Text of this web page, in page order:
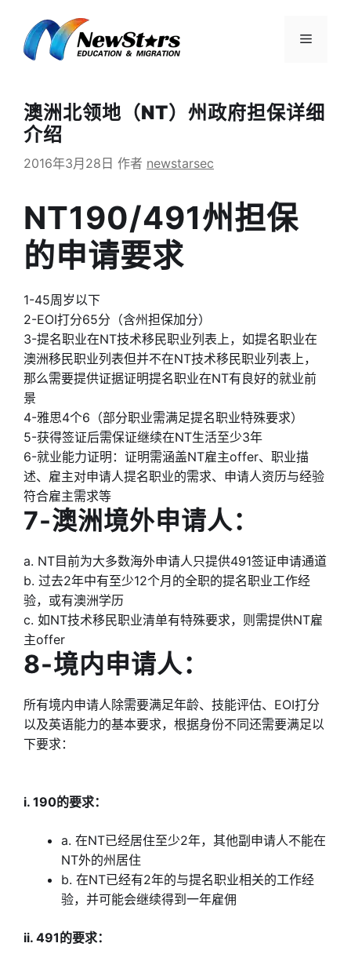
菜
澳洲北领地（NT）州政府担保详细
介绍
2016年3月28日 作者 newstarsec
NT190/491州担保
的申请要求
1-45周岁以下
2-EOI打分65分（含州担保加分）
3-提名职业在NT技术移民职业列表上，如提名职业在
澳洲移民职业列表但并不在NT技术移民职业列表上，
那么需要提供证据证明提名职业在NT有良好的就业前
景
4-雅思4个6（部分职业需满足提名职业特殊要求）
5-获得签证后需保证继续在NT生活至少3年
6-就业能力证明：证明需涵盖NT雇主offer、职业描
述、雇主对申请人提名职业的需求、申请人资历与经验
符合雇主需求等
7-澳洲境外申请人：
a. NT目前为大多数海外申请人只提供491签证申请通道
b. 过去2年中有至少12个月的全职的提名职业工作经
验，或有澳洲学历
c. 如NT技术移民职业清单有特殊要求，则需提供NT雇
主offer
8-境内申请人：
所有境内申请人除需要满足年龄、技能评估、EOI打分
以及英语能力的基本要求，根据身份不同还需要满足以
下要求：
i. 190的要求：
a. 在NT已经居住至少2年，其他副申请人不能在
NT外的州居住
b. 在NT已经有2年的与提名职业相关的工作经
验，并可能会继续得到一年雇佣
ii. 491的要求：